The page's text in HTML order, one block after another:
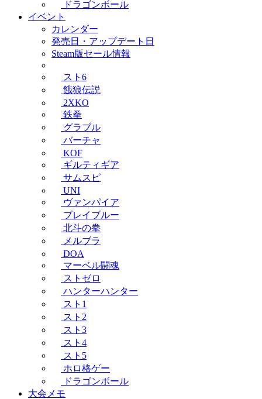
ドラゴンボール
イベント
カレンダー
発売日・アップデート日
Steam版セール情報
スト6
餓狼伝説
2XKO
鉄拳
グラブル
バーチャ
KOF
ギルティギア
サムスピ
UNI
ヴァンパイア
ブレイブルー
北斗の拳
メルブラ
DOA
マーベル闘魂
ストゼロ
ハンターハンター
スト1
スト2
スト3
スト4
スト5
ホロ格ゲー
ドラゴンボール
大会メモ